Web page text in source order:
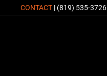
CONTACT | (819) 535-3726